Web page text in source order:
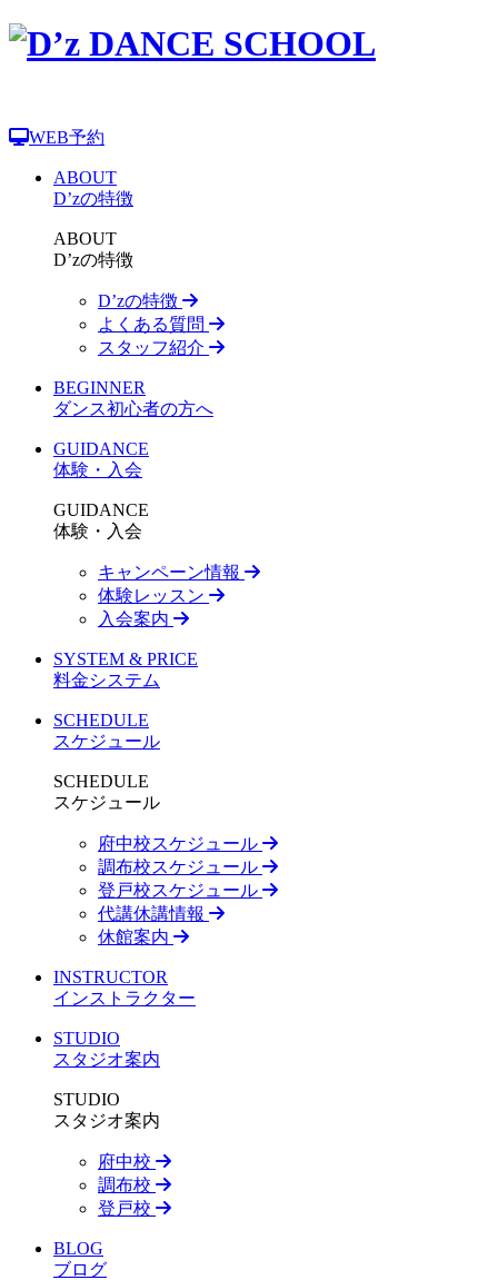
WEB予約
ABOUT
D’zの特徴
ABOUT
D’zの特徴
D’zの特徴
よくある質問
スタッフ紹介
BEGINNER
ダンス初心者の方へ
GUIDANCE
体験・入会
GUIDANCE
体験・入会
キャンペーン情報
体験レッスン
入会案内
SYSTEM & PRICE
料金システム
SCHEDULE
スケジュール
SCHEDULE
スケジュール
府中校スケジュール
調布校スケジュール
登戸校スケジュール
代講休講情報
休館案内
INSTRUCTOR
インストラクター
STUDIO
スタジオ案内
STUDIO
スタジオ案内
府中校
調布校
登戸校
BLOG
ブログ